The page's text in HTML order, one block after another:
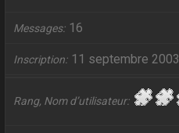
Messages 16
Inscription 11 septembre
Rang, Nom d’utilisateur